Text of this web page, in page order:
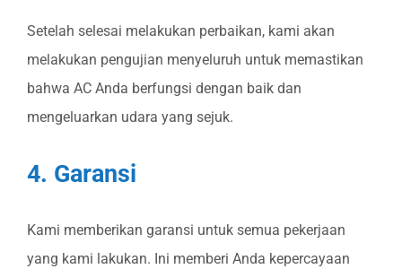
Setelah selesai melakukan perbaikan, kami akan
melakukan pengujian menyeluruh untuk memastikan
bahwa AC Anda berfungsi dengan baik dan
mengeluarkan udara yang sejuk.
4. Garansi
Kami memberikan garansi untuk semua pekerjaan
yang kami lakukan. Ini memberi Anda kepercayaan